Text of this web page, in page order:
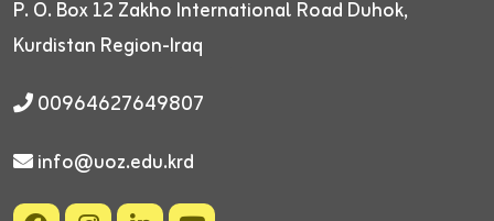
P. O. Box 12 Zakho International Road Duhok,
Kurdistan Region-Iraq
00964627649807
info@uoz.edu.krd